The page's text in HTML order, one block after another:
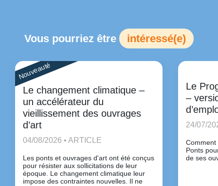
Vous pourriez être intéressé(e)
Nouveauté
Le changement climatique –
un accélérateur du
vieillissement des ouvrages
d’art
04/08/2026 • ARTICLE
Les ponts et ouvrages d'art ont été conçus
pour résister aux sollicitations de leur
époque. Le changement climatique leur
impose des contraintes nouvelles. Il ne
Le
–
24/07/
Comment
Ponts
de ses